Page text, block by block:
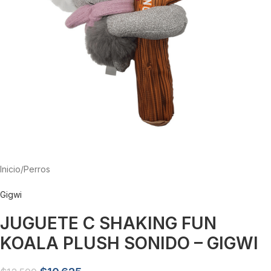
Inicio/Perros
Gigwi
JUGUETE C SHAKING FUN
KOALA PLUSH SONIDO – GIGWI